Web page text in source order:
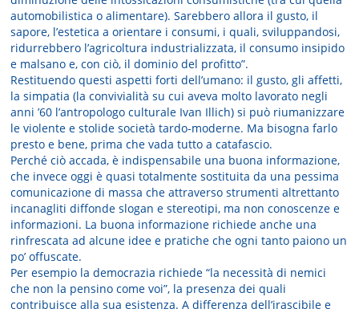
automobilistica o alimentare). Sarebbero allora il gusto, il
sapore, l’estetica a orientare i consumi, i quali, sviluppandosi,
ridurrebbero l’agricoltura industrializzata, il consumo insipido
e malsano e, con ciò, il dominio del profitto”.
Restituendo questi aspetti forti dell’umano: il gusto, gli affetti,
la simpatia (la convivialità su cui aveva molto lavorato negli
anni ’60 l’antropologo culturale Ivan Illich) si può riumanizzare
le violente e stolide società tardo-moderne. Ma bisogna farlo
presto e bene, prima che vada tutto a catafascio.
Perché ciò accada, è indispensabile una buona informazione,
che invece oggi è quasi totalmente sostituita da una pessima
comunicazione di massa che attraverso strumenti altrettanto
incanagliti diffonde slogan e stereotipi, ma non conoscenze e
informazioni. La buona informazione richiede anche una
rinfrescata ad alcune idee e pratiche che ogni tanto paiono un
po’ offuscate.
Per esempio la democrazia richiede “la necessità di nemici
che non la pensino come voi”, la presenza dei quali
contribuisce alla sua esistenza. A differenza dell’irascibile e